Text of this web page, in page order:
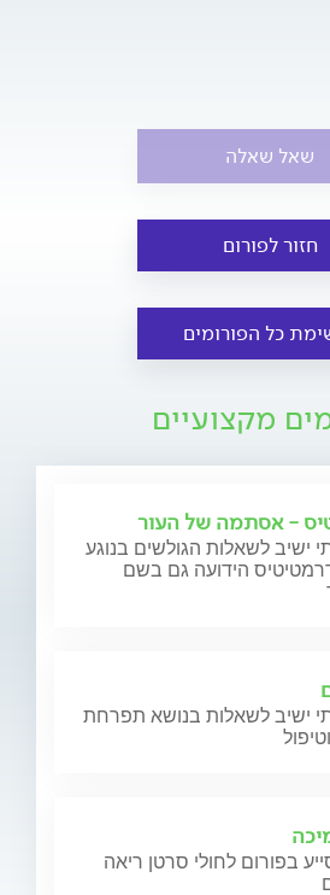
שאל שאלה
חזור לפורום
כל הפורומים
מקצועיים
- אסתמה של העור
ישיב לשאלות הגולשים בנוגע
הידועה גם בשם
ישיב לשאלות בנושא תפרחת
בפורום לחולי סרטן ריאה